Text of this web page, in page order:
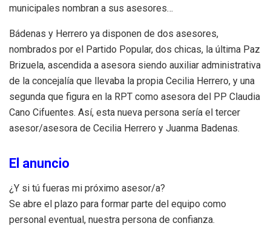
municipales nombran a sus asesores…
Bádenas y Herrero ya disponen de dos asesores,
nombrados por el Partido Popular, dos chicas, la última Paz
Brizuela, ascendida a asesora siendo auxiliar administrativa
de la concejalía que llevaba la propia Cecilia Herrero, y una
segunda que figura en la RPT como asesora del PP Claudia
Cano Cifuentes. Así, esta nueva persona sería el tercer
asesor/asesora de Cecilia Herrero y Juanma Badenas.
El anuncio
¿Y si tú fueras mi próximo asesor/a?
Se abre el plazo para formar parte del equipo como
personal eventual, nuestra persona de confianza.